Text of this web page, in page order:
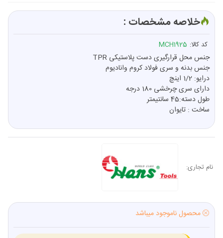
خلاصه مشخصات :
کد کالا: MCH1925
جنس محل قرارگیری دست پلاستیکی TPR
جنس بدنه و سری فولاد کروم وانادیوم
درایو: 1/2 اینچ
دارای سری چرخشی 180 درجه
طول دسته:45 سانتیمتر
ساخت : تایوان
نام تجاری:
محصول ناموجود میباشد